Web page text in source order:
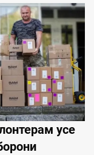
усе